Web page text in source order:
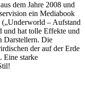
dem Jahre 2008 und
ein Mediabook
– Aufstand
und hat tolle Effekte und
Darstellern. Die
der auf der Erde
Eine starke